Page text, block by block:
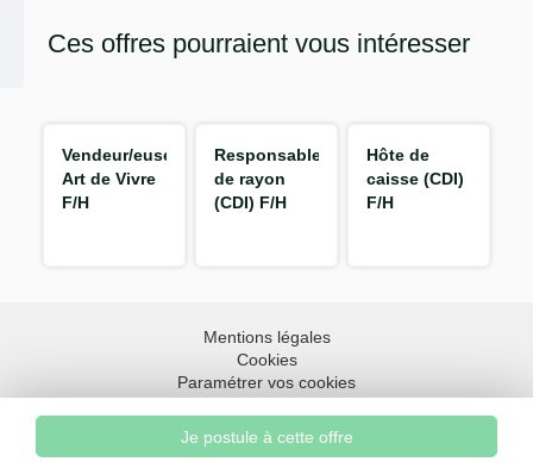
Ces offres pourraient vous intéresser
Vendeur/euse
Art de Vivre
F/H
Responsable
de rayon
(CDI) F/H
Hôte de
caisse (CDI)
F/H
Mentions légales
Cookies
Paramétrer vos cookies
Plan du site